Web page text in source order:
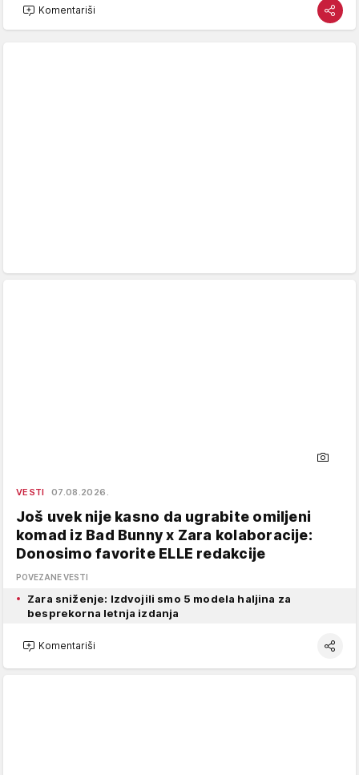
Komentariši
VESTI 07.08.2026.
Još uvek nije kasno da ugrabite omiljeni
komad iz Bad Bunny x Zara kolaboracije:
Donosimo favorite ELLE redakcije
POVEZANE VESTI
Zara sniženje: Izdvojili smo 5 modela haljina za
besprekorna letnja izdanja
Komentariši